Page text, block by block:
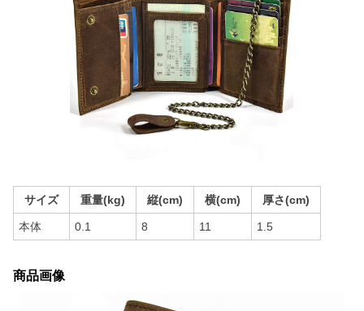
サイズ 重量(kg) 縦(cm) 横(cm) 厚さ(cm)
本体 0.1 8 11 1.5
商品画像